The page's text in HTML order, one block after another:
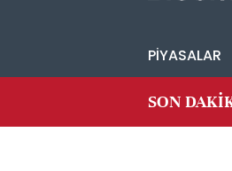
PİYASALAR
SON